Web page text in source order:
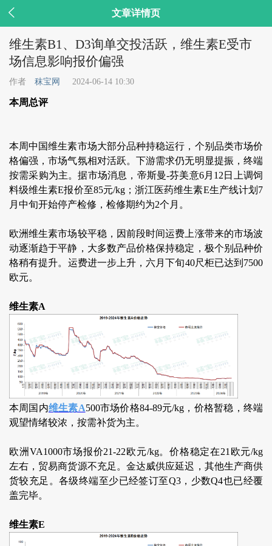
 文章详情页
维生素B1、D3询单交投活跃，维生素E受市
场信息影响报价偏强
作者 秣宝网 2024-06-14 10:30
本周总评
本周中国维生素市场大部分品种持稳运行，个别品类市场价
格偏强，市场气氛相对活跃。下游需求仍无明显提振，终端
按需采购为主。据市场消息，帝斯曼-芬美意6月12日上调饲
料级维生素E报价至85元/kg；浙江医药维生素E生产线计划7
月中旬开始停产检修，检修期约为2个月。
欧洲维生素市场较平稳，因前段时间运费上涨带来的市场波
动逐渐趋于平静，大多数产品价格保持稳定，极个别品种价
格稍有提升。运费进一步上升，六月下旬40尺柜已达到7500
欧元。
维生素A
本周国内维生素A500市场价格84-89元/kg，价格暂稳，终端
观望情绪较浓，按需补货为主。
欧洲VA1000市场报价21-22欧元/kg。价格稳定在21欧元/kg
左右，贸易商货源不充足。金达威供应延迟，其他生产商供
货较充足。各级终端至少已经签订至Q3，少数Q4也已经覆
盖完毕。
维生素E